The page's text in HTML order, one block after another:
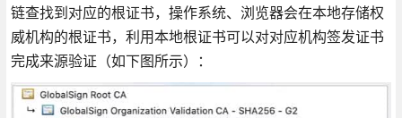
链查找到对应的根证书，操作系统、浏览器会在本地存储权
威机构的根证书，利用本地根证书可以对对应机构签发证书
完成来源验证（如下图所示）：